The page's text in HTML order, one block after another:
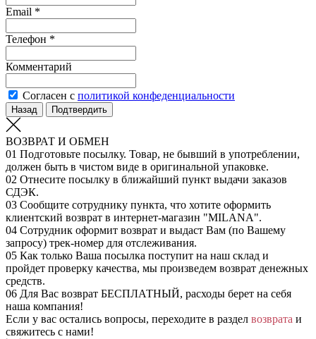
Email *
Телефон *
Комментарий
Согласен с политикой конфеденциальности
Назад Подтвердить
ВОЗВРАТ И ОБМЕН
01 Подготовьте посылку. Товар, не бывший в употреблении,
должен быть в чистом виде в оригинальной упаковке.
02 Отнесите посылку в ближайший пункт выдачи заказов
СДЭК.
03 Сообщите сотруднику пункта, что хотите оформить
клиентский возврат в интернет-магазин "MILANA".
04 Сотрудник оформит возврат и выдаст Вам (по Вашему
запросу) трек-номер для отслеживания.
05 Как только Ваша посылка поступит на наш склад и
пройдет проверку качества, мы произведем возврат денежных
средств.
06 Для Вас возврат БЕСПЛАТНЫЙ, расходы берет на себя
наша компания!
Если у вас остались вопросы, переходите в раздел возврата и
свяжитесь с нами!